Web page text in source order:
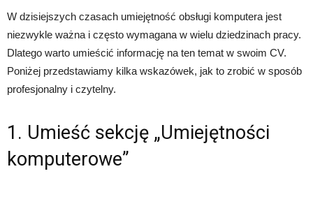
W dzisiejszych czasach umiejętność obsługi komputera jest
niezwykle ważna i często wymagana w wielu dziedzinach pracy.
Dlatego warto umieścić informację na ten temat w swoim CV.
Poniżej przedstawiamy kilka wskazówek, jak to zrobić w sposób
profesjonalny i czytelny.
1. Umieść sekcję „Umiejętności
komputerowe”